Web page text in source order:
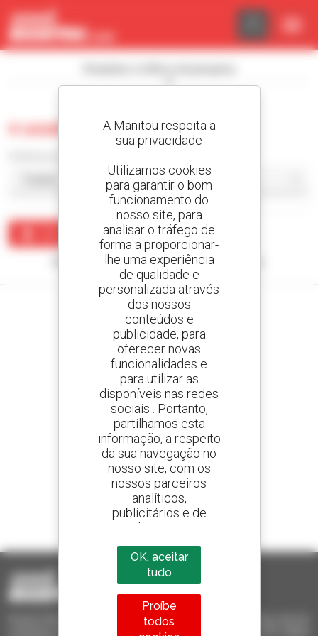
0 usado camião com lagartas
Criar um alerta
Nenhum resultado corresponde à sua pesquisa.
Crie os seus alertas
e receba anúncios de equipamentos usados
800 concessionários
A Manitou em todo o mundo
1 em cada 4 telescópicos
vendido no mundo é um manitou
Invia le richieste a più concessionari contemporaneamente, ricevi le
notifiche in base agli alert impostati. Tutto questo dal tuo PC, tablet
Painel de Gerenciamento de Cookies
A Manitou respeita a
sua privacidade
Utilizamos cookies
para garantir o bom
funcionamento do
nosso site, para
analisar o tráfego de
forma a proporcionar-
lhe uma experiência
de qualidade e
personalizada através
dos nossos
conteúdos e
publicidade, para
oferecer novas
funcionalidades e
para utilizar as
disponíveis nas redes
sociais . Portanto,
partilhamos esta
informação, a respeito
da sua navegação no
nosso site, com os
nossos parceiros
analíticos,
publicitários e de
redes sociais
OK, aceitar
tudo
Proíbe
todos